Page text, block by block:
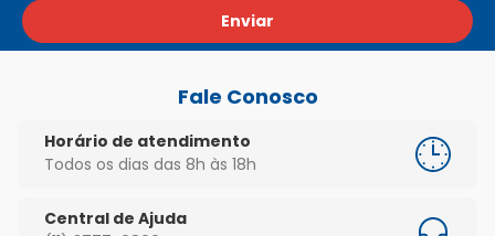
Enviar
Fale Conosco
Horário de atendimento
Todos os dias das 8h às 18h
Central de Ajuda